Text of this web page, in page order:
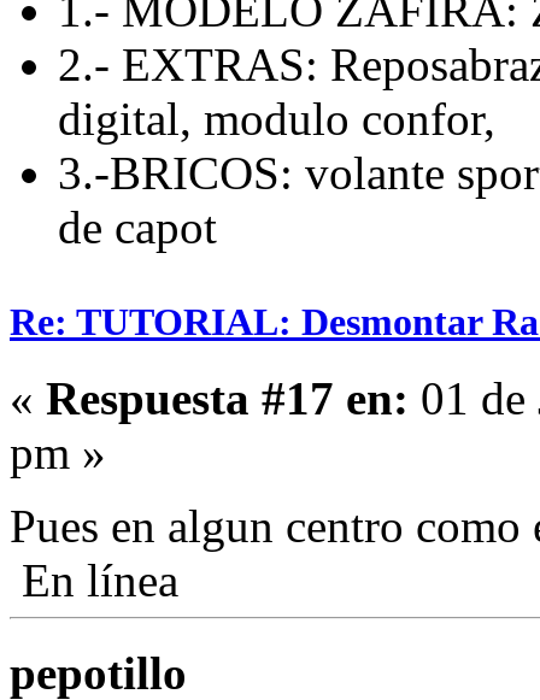
2.- EXTRAS:
digital, modulo confor,
3.-BRICOS: volante
de capot
Re: TUTORIAL: Desmontar
« Respuesta #17 en: 01
pm »
Pues en algun centro
En línea
pepotillo